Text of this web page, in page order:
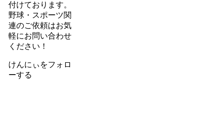
付けております。
野球・スポーツ関
連のご依頼はお気
軽にお問い合わせ
ください！
けんにぃをフォロ
ーする